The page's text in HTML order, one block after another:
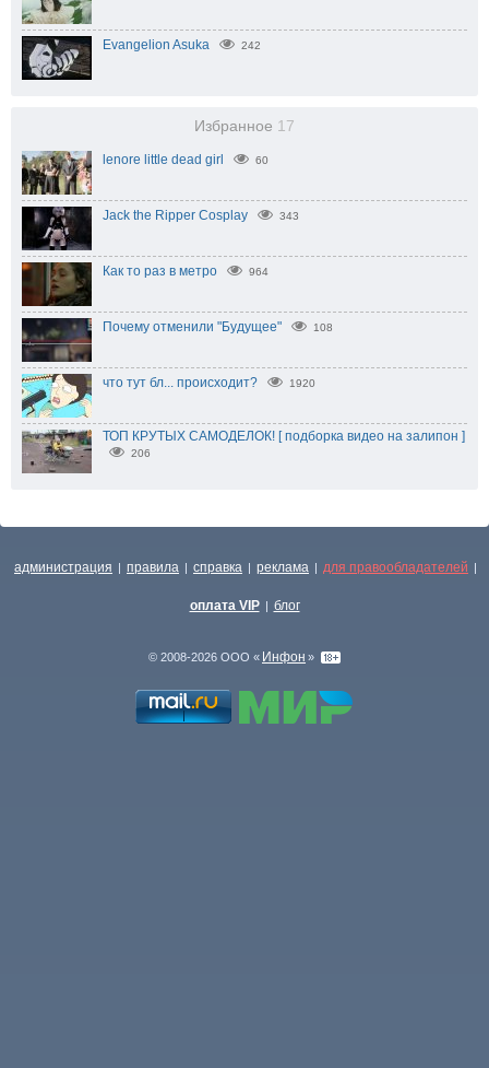
Evangelion Asuka 242
Избранное 17
lenore little dead girl 60
Jack the Ripper Сosplay 343
Как то раз в метро 964
Почему отменили "Будущее" 108
что тут бл... происходит? 1920
ТОП КРУТЫХ САМОДЕЛОК! [ подборка видео на залипон ]
206
администрация | правила | справка | реклама | для правообладателей |
оплата VIP | блог
© 2008-2026 ООО « Инфон »